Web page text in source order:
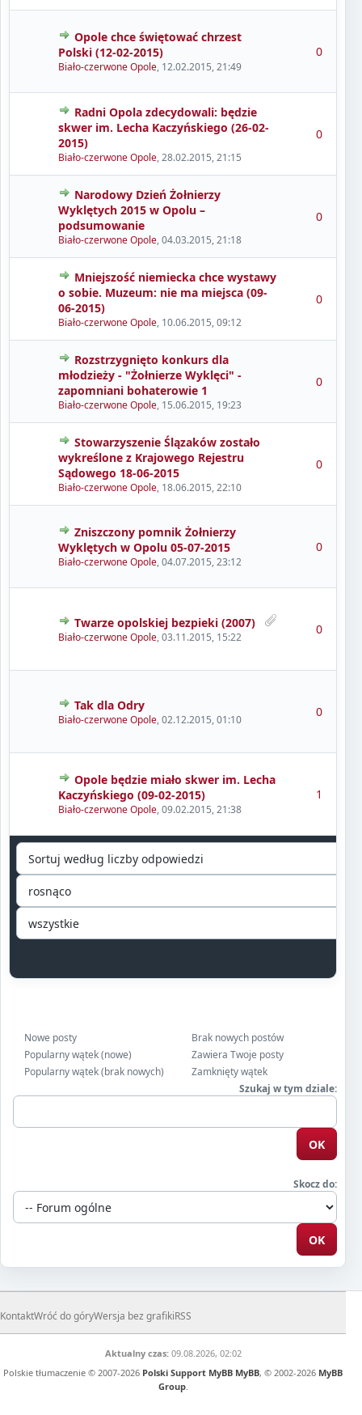
Opole chce świętować chrzest
Polski (12-02-2015)
Biało-czerwone Opole, 12.02.2015, 21:49
0
Radni Opola zdecydowali: będzie
skwer im. Lecha Kaczyńskiego (26-02-
2015)
Biało-czerwone Opole,28.02.2015, 21:15
0
Narodowy Dzień Żołnierzy
Wyklętych 2015 w Opolu –
podsumowanie
Biało-czerwone Opole,04.03.2015, 21:18
0
Mniejszość niemiecka chce wystawy
o sobie. Muzeum: nie ma miejsca (09-
06-2015)
Biało-czerwone Opole, 10.06.2015, 09:12
0
Rozstrzygnięto konkurs dla
młodzieży - "Żołnierze Wyklęci" -
zapomniani bohaterowie 1
Biało-czerwone Opole, 15.06.2015, 19:23
0
Stowarzyszenie Ślązaków zostało
wykreślone z Krajowego Rejestru
Sądowego 18-06-2015
Biało-czerwone Opole, 18.06.2015, 22:10
0
Zniszczony pomnik Żołnierzy
Wyklętych w Opolu 05-07-2015
Biało-czerwone Opole,04.07.2015, 23:12
0
Twarze opolskiej bezpieki (2007)
Biało-czerwone Opole,03.11.2015, 15:22
0
Tak dla Odry
Biało-czerwone Opole,02.12.2015, 01:10
0
Opole będzie miało skwer im. Lecha
Kaczyńskiego (09-02-2015)
Biało-czerwone Opole,09.02.2015, 21:38
1
Nowe posty
Popularny wątek (nowe)
Popularny wątek (brak nowych)
Brak nowych postów
Zawiera Twoje posty
Zamknięty wątek
Szukaj w tym dziale:
Skocz do:
KontaktWróć do góryWersja bez grafikiRSS
Aktualny czas:09.08.2026, 02:02
Polskie tłumaczenie © 2007-2026 Polski Support MyBB MyBB, © 2002-2026 MyBB
Group.